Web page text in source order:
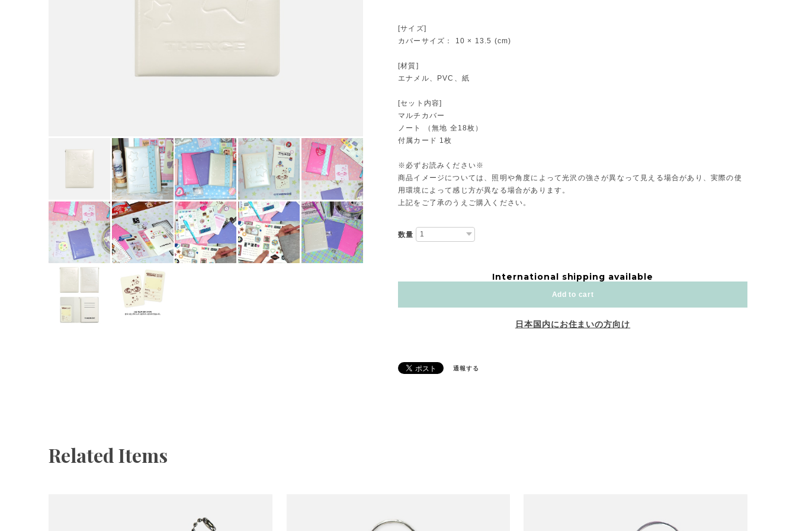
[サイズ]
カバーサイズ： 10 × 13.5 (cm)
[材質]
エナメル、PVC、紙
[セット内容]
マルチカバー
ノート （無地 全18枚）
付属カード 1枚
※必ずお読みください※
商品イメージについては、照明や角度によって光沢の強さが異なって見える場合があり、実際の使
用環境によって感じ方が異なる場合があります。
上記をご了承のうえご購入ください。
数量
International shipping available
Add to cart
日本国内にお住まいの方向け
通報する
Related Items